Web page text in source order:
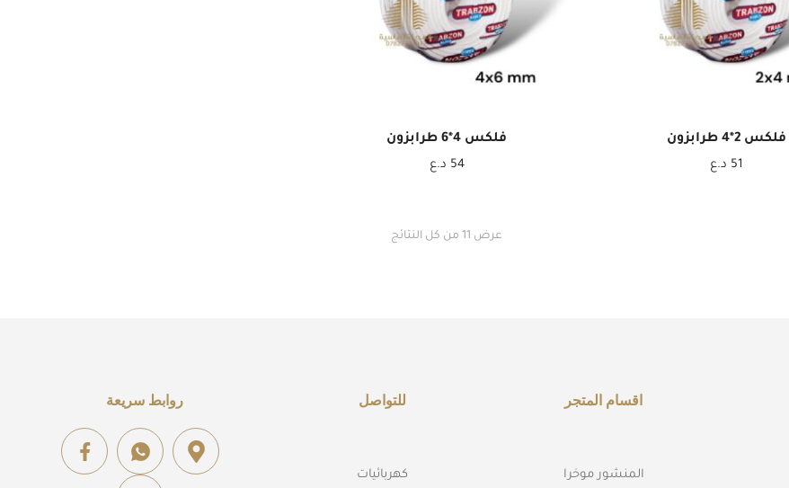
فلكس 2*4 طرابزون
51 د.ع
فلكس 4*6 طرابزون
54 د.ع
عرض ⁦11⁩ من كل النتائج
اقسام المتجر
المنشور موخرا
للتواصل
كهربائيات
روابط سريعة